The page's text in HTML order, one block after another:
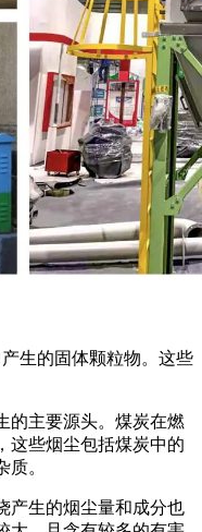
生的固体颗粒物。这些
的主要源头。煤炭在燃
这些烟尘包括煤炭中的
。
产生的烟尘量和成分也